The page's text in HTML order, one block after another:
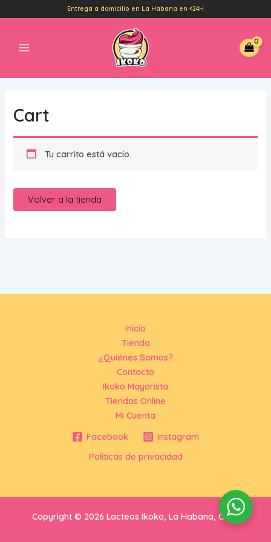
al
Entrega a domicilio en La Habana en <24H
Menu
Cart
Tu carrito está vacío.
Volver a la tienda
Inicio
Tienda
¿Quiénes Somos?
Contacto
Ikoko Mayorista
Tiendas Online
Mi Cuenta
Facebook
Instagram
Políticas de privacidad
Copyright © 2026 Lacteos Ikoko, La Habana, Cuba